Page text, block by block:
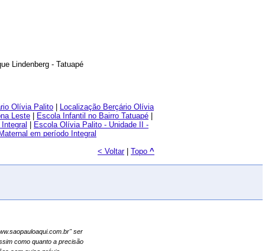
Lindenberg - Tatuapé
Olívia Palito
Localização Berçário Olívia
Leste Escola Infantil no Bairro Tatuapé
Escola Olívia Palito - Unidade II -
Maternal em período Integral
< Voltar| Topo ^
ser
como quanto a precisão